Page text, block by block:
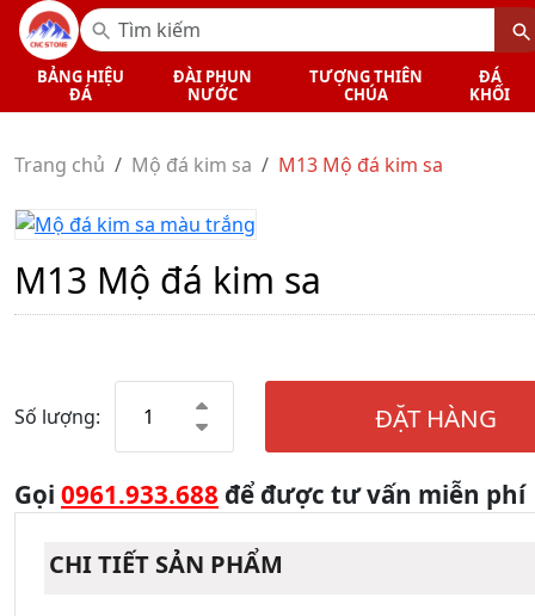
BẢNG HIỆU
ĐÁ
ĐÀI PHUN
NƯỚC
TƯỢNG THIÊN
CHÚA
ĐÁ
KHỐI
Trang chủ Mộ đá kim sa M13 Mộ đá kim sa
M13 Mộ đá kim sa
Số lượng: ĐẶT HÀNG
Gọi 0961.933.688 để được tư vấn miễn phí
CHI TIẾT SẢN PHẨM